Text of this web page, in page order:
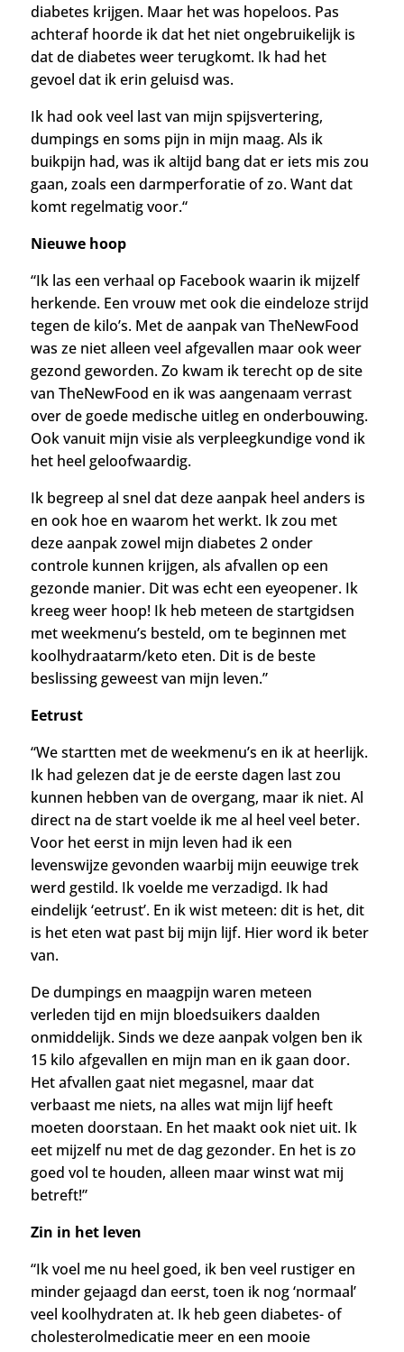
diabetes krijgen. Maar het was hopeloos. Pas
achteraf hoorde ik dat het niet ongebruikelijk is
dat de diabetes weer terugkomt. Ik had het
gevoel dat ik erin geluisd was.
Ik had ook veel last van mijn spijsvertering,
dumpings en soms pijn in mijn maag. Als ik
buikpijn had, was ik altijd bang dat er iets mis zou
gaan, zoals een darmperforatie of zo. Want dat
komt regelmatig voor.“
Nieuwe hoop
“Ik las een verhaal op Facebook waarin ik mijzelf
herkende. Een vrouw met ook die eindeloze strijd
tegen de kilo’s. Met de aanpak van TheNewFood
was ze niet alleen veel afgevallen maar ook weer
gezond geworden. Zo kwam ik terecht op de site
van TheNewFood en ik was aangenaam verrast
over de goede medische uitleg en onderbouwing.
Ook vanuit mijn visie als verpleegkundige vond ik
het heel geloofwaardig.
Ik begreep al snel dat deze aanpak heel anders is
en ook hoe en waarom het werkt. Ik zou met
deze aanpak zowel mijn diabetes 2 onder
controle kunnen krijgen, als afvallen op een
gezonde manier. Dit was echt een eyeopener. Ik
kreeg weer hoop! Ik heb meteen de startgidsen
met weekmenu’s besteld, om te beginnen met
koolhydraatarm/keto eten. Dit is de beste
beslissing geweest van mijn leven.”
Eetrust
“We startten met de weekmenu’s en ik at heerlijk.
Ik had gelezen dat je de eerste dagen last zou
kunnen hebben van de overgang, maar ik niet. Al
direct na de start voelde ik me al heel veel beter.
Voor het eerst in mijn leven had ik een
levenswijze gevonden waarbij mijn eeuwige trek
werd gestild. Ik voelde me verzadigd. Ik had
eindelijk ‘eetrust’. En ik wist meteen: dit is het, dit
is het eten wat past bij mijn lijf. Hier word ik beter
van.
De dumpings en maagpijn waren meteen
verleden tijd en mijn bloedsuikers daalden
onmiddelijk. Sinds we deze aanpak volgen ben ik
15 kilo afgevallen en mijn man en ik gaan door.
Het afvallen gaat niet megasnel, maar dat
verbaast me niets, na alles wat mijn lijf heeft
moeten doorstaan. En het maakt ook niet uit. Ik
eet mijzelf nu met de dag gezonder. En het is zo
goed vol te houden, alleen maar winst wat mij
betreft!”
Zin in het leven
“Ik voel me nu heel goed, ik ben veel rustiger en
minder gejaagd dan eerst, toen ik nog ‘normaal’
veel koolhydraten at. Ik heb geen diabetes- of
cholesterolmedicatie meer en een mooie